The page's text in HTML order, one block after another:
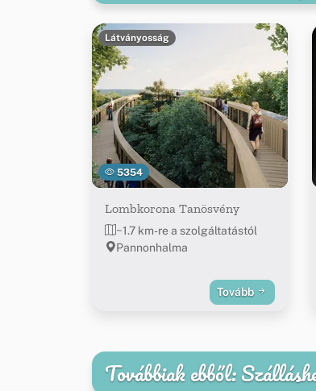
5354
Látványosság
Lombkorona Tanösvény
~1.7 km-re a szolgáltatástól
Pannonhalma
Tovább
Továbbiak ebből: